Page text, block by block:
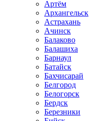
Артём
Архангельск
Астрахань
Ачинск
Балаково
Балашиха
Барнаул
Батайск
Бахчисарай
Белгород
Белогорск
Бердск
Березники